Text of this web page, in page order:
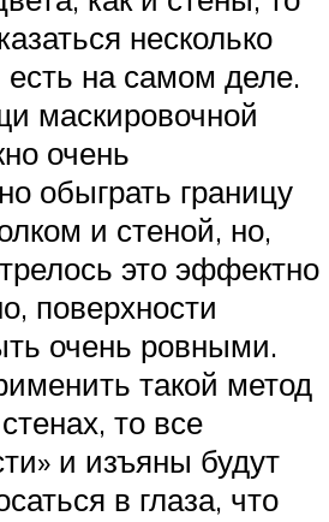
несколько
на самом деле.
маскировочной
очень
обыграть границу
и стеной, но,
это эффектно
поверхности
очень ровными.
такой метод
то все
и изъяны будут
в глаза, что